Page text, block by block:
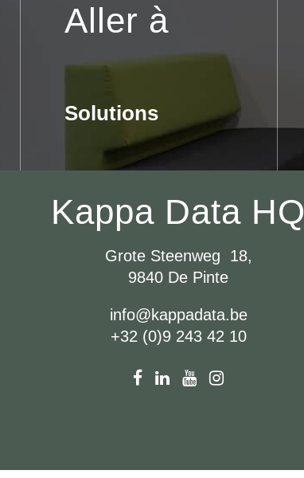
Aller à
Solutions
Kappa Data HQ
Grote Steenweg 18,
9840 De Pinte
info@kappadata.be
+32 (0)9 243 42 10